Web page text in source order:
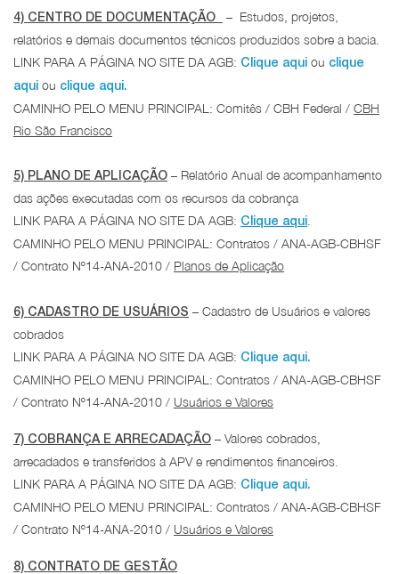
4) CENTRO DE DOCUMENTAÇÃO
– Estudos, projetos,
relatórios e demais documentos técnicos produzidos sobre a bacia.
LINK PARA A PÁGINA NO SITE DA AGB: Clique aqui ou clique
aqui ou clique aqui.
CAMINHO PELO MENU PRINCIPAL: Comitês / CBH Federal / CBH
Rio São Francisco
5) PLANO DE APLICAÇÃO – Relatório Anual de acompanhamento
das ações executadas com os recursos da cobrança
LINK PARA A PÁGINA NO SITE DA AGB: Clique aqui
CAMINHO PELO MENU PRINCIPAL: Contratos / ANA-AGB-CBHSF
/ Contrato Nº14-ANA-2010 / Planos de Aplicação
6) CADASTRO DE USUÁRIOS – Cadastro de Usuários e valores
cobrados
LINK PARA A PÁGINA NO SITE DA AGB: Clique aqui.
CAMINHO PELO MENU PRINCIPAL: Contratos / ANA-AGB-CBHSF
/ Contrato Nº14-ANA-2010 / Usuários e Valores
7) COBRANÇA E ARRECADAÇÃO – Valores cobrados,
arrecadados e transferidos à APV e rendimentos financeiros.
LINK PARA A PÁGINA NO SITE DA AGB: Clique aqui.
CAMINHO PELO MENU PRINCIPAL: Contratos / ANA-AGB-CBHSF
/ Contrato Nº14-ANA-2010 / Usuários e Valores
8) CONTRATO DE GESTÃO